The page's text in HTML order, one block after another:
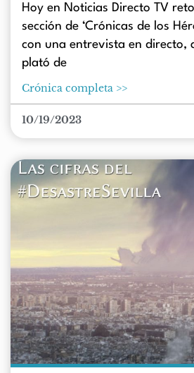
Hoy en Noticias Directo TV
sección de ‘Crónicas de los
con una entrevista en directo,
plató de
Crónica completa >>
10/19/2023